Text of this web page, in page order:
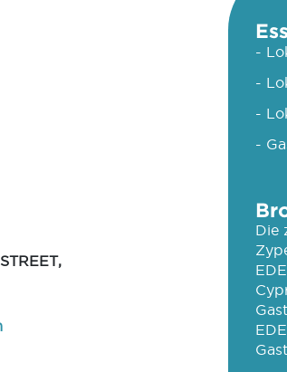
-
-
-
-
Die